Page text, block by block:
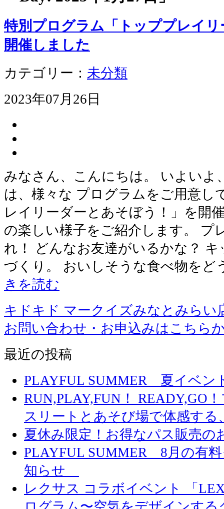
特別プログラム「トッププレイ
開催しました
カテゴリー： 未分類
2023年07月26日
みなさん、こんにちは。 いよいよ
は、様々な プログラムをご用意し
レイリーダーとあそぼう！」を開
の楽しい様子をご紹介します。 プ
れ！ どんなお友達がいるかな？
づくり。 おいしそうな食べ物を
きを読む
キドキド マークイズみなとみらい
お問い合わせ・お申込みはこちら
最近の投稿
PLAYFUL SUMMER 夏イベ
RUN,PLAY,FUN！ READY,GO
スリートとあそび場で体感する
夏休み限定！お得なパス販売の
PLAYFUL SUMMER 8月の有
知らせ
レクサス コラボイベント 「